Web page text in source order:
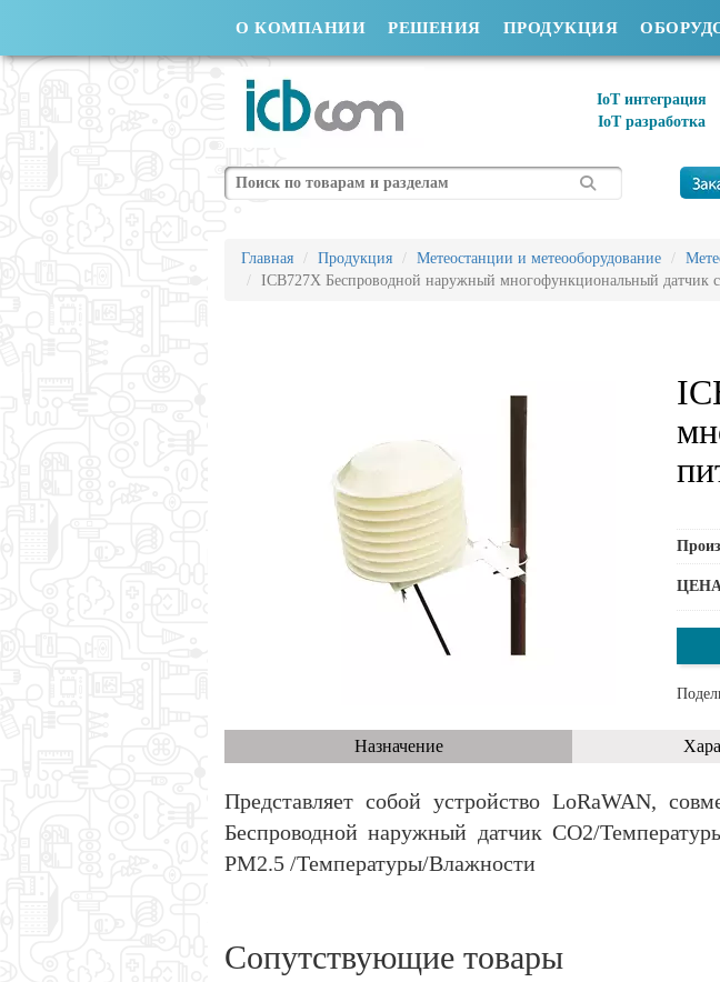
О КОМПАНИИ РЕШЕНИЯ ПРОДУКЦИЯ
IoT интеграция
IoT разработка
Поиск
Главная Продукция Метеостанции и метеооборудование
ICB727Х Беспроводной наружный многофункциональный датчик
Назначение
Представляет собой устройство LoRaWAN,
Беспроводной наружный датчик CO2/
PM2.5 /Температуры/Влажности
Сопутствующие товары